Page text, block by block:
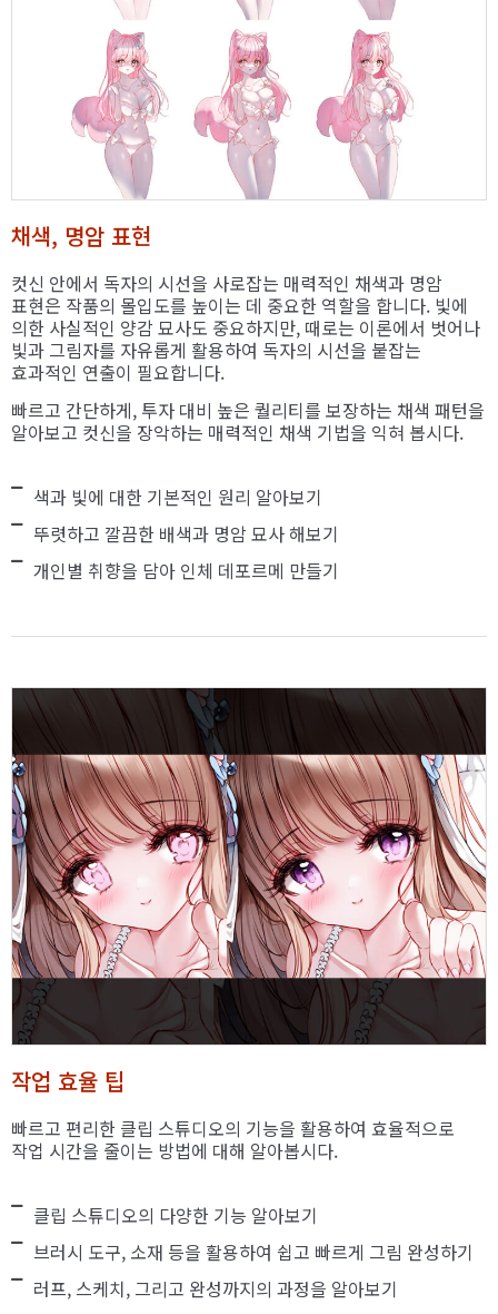
채색, 명암 표현
컷신 안에서 독자의 시선을 사로잡는 매력적인 채색과 명암
표현은 작품의 몰입도를 높이는 데 중요한 역할을 합니다. 빛에
의한 사실적인 양감 묘사도 중요하지만, 때로는 이론에서 벗어나
빛과 그림자를 자유롭게 활용하여 독자의 시선을 붙잡는
효과적인 연출이 필요합니다.
빠르고 간단하게, 투자 대비 높은 퀄리티를 보장하는 채색 패턴을
알아보고 컷신을 장악하는 매력적인 채색 기법을 익혀 봅시다.
색과 빛에 대한 기본적인 원리 알아보기
뚜렷하고 깔끔한 배색과 명암 묘사 해보기
개인별 취향을 담아 인체 데포르메 만들기
작업 효율 팁
빠르고 편리한 클립 스튜디오의 기능을 활용하여 효율적으로
작업 시간을 줄이는 방법에 대해 알아봅시다.
클립 스튜디오의 다양한 기능 알아보기
브러시 도구, 소재 등을 활용하여 쉽고 빠르게 그림 완성하기
러프, 스케치, 그리고 완성까지의 과정을 알아보기